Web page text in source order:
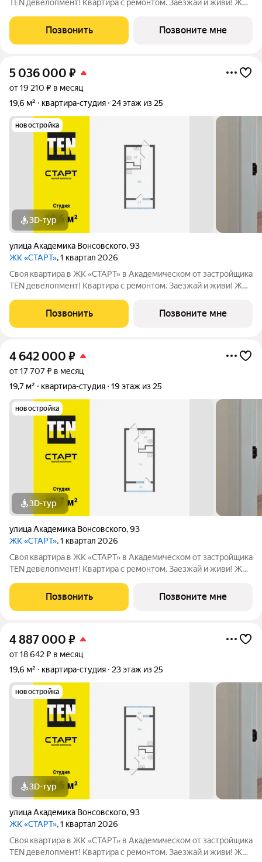
TEN девелопмент! Квартира с ремонтом. Заезжай и живи! ЖК
района в границах улиц Вильгельма де Геннина - Краснолесья -
Очеретина -
Позвонить Позвоните мне
5 036 000 ₽
от 19 210 ₽ в месяц
19,6 м²
квартира-студия 24 этаж из 25
новостройка
3D-тур
улица Академика Вонсовского,93
ЖК «СТАРТ», 1 квартал 2026
Своя квартира в ЖК «СТАРТ» в Академическом от застройщика
TEN девелопмент! Квартира с ремонтом. Заезжай и живи! ЖК
района в границах улиц Вильгельма де Геннина - Краснолесья -
Очеретина -
Позвонить Позвоните мне
4 642 000 ₽
от 17 707 ₽ в месяц
19,7 м²
квартира-студия 19 этаж из 25
новостройка
3D-тур
улица Академика Вонсовского,93
ЖК «СТАРТ», 1 квартал 2026
Своя квартира в ЖК «СТАРТ» в Академическом от застройщика
TEN девелопмент! Квартира с ремонтом. Заезжай и живи! ЖК
района в границах улиц Вильгельма де Геннина - Краснолесья -
Очеретина -
Позвонить Позвоните мне
4 887 000 ₽
от 18 642 ₽ в месяц
19,6 м²
квартира-студия 23 этаж из 25
новостройка
3D-тур
улица Академика Вонсовского,93
ЖК «СТАРТ», 1 квартал 2026
Своя квартира в ЖК «СТАРТ» в Академическом от застройщика
TEN девелопмент! Квартира с ремонтом. Заезжай и живи! ЖК